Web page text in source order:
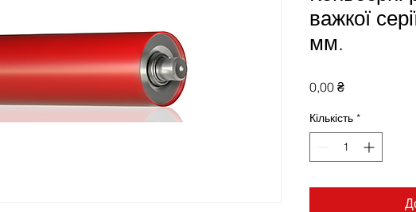
важкої
мм.
0,00 ₴Ціна
Кількість *